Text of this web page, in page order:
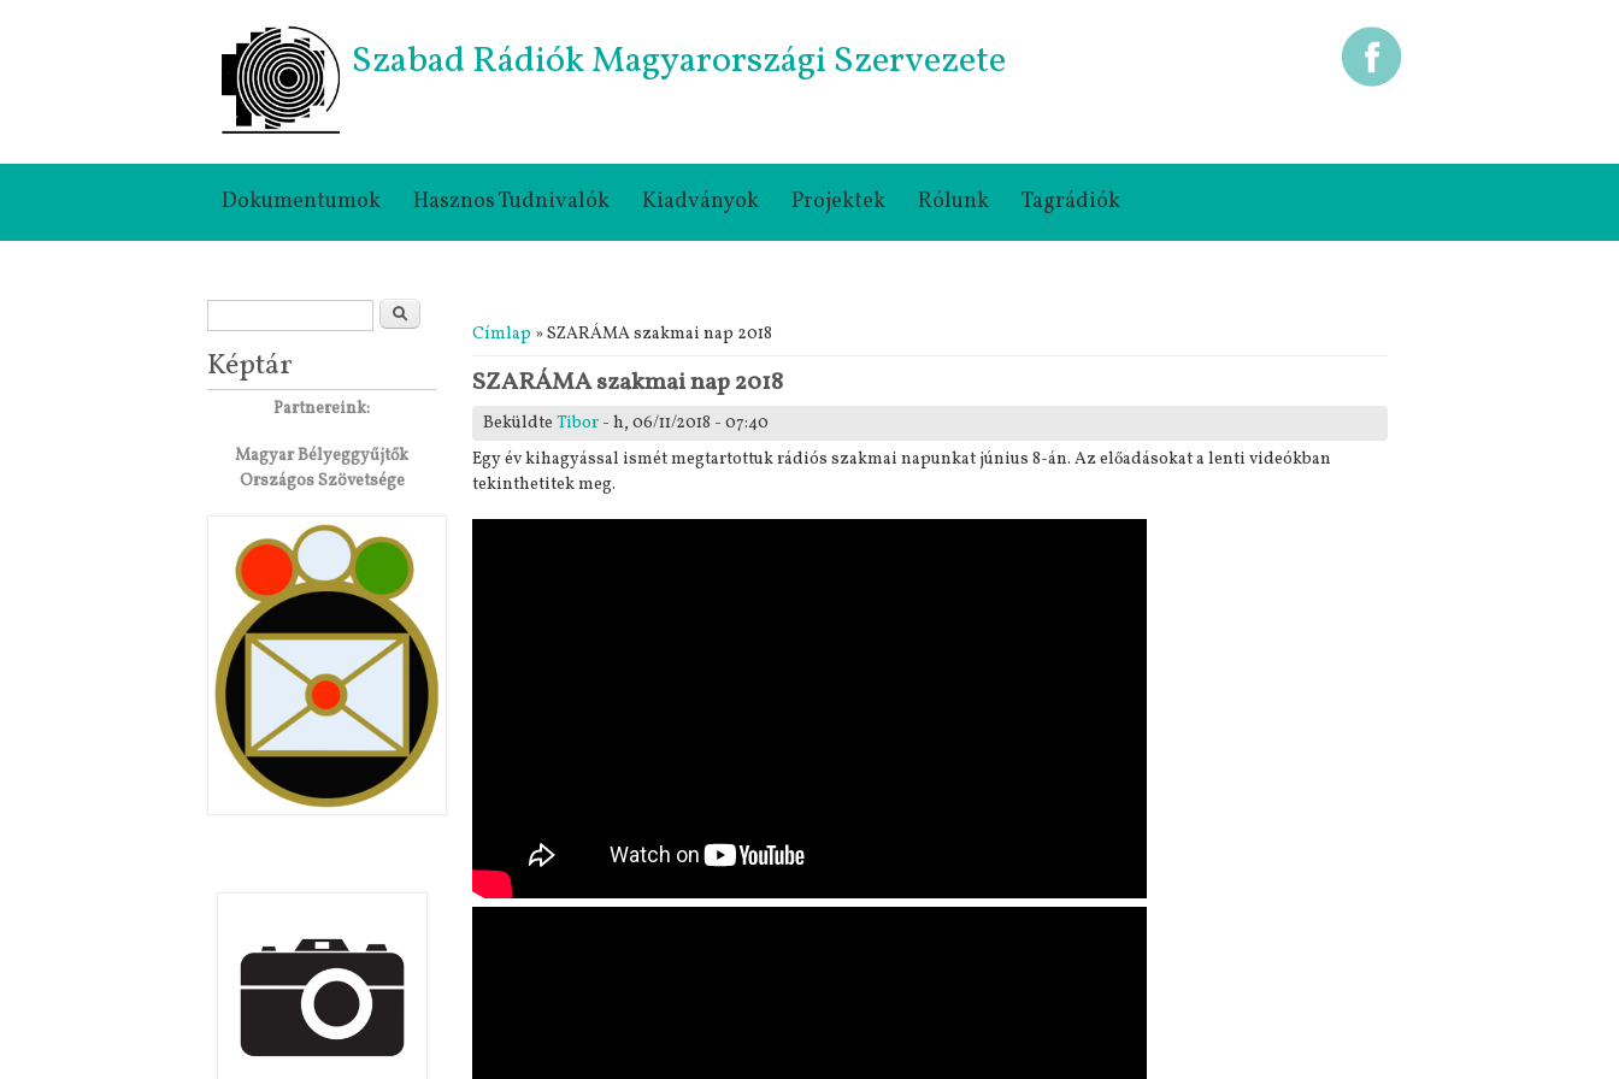
Szabad Rádiók Magyarországi Szervezete
Dokumentumok Hasznos Tudnivalók Kiadványok Projektek Rólunk Tagrádiók
Jelenlegi hely
Címlap » SZARÁMA szakmai nap 2018
SZARÁMA szakmai nap 2018
Beküldte Tibor - h, 06/11/2018 - 07:40
Egy év kihagyással ismét megtartottuk rádiós szakmai napunkat június 8-án. Az előadásokat a lenti videókban
tekinthetitek meg.
Képtár
Partnereink:
Magyar Bélyeggyűjtők
Országos Szövetsége